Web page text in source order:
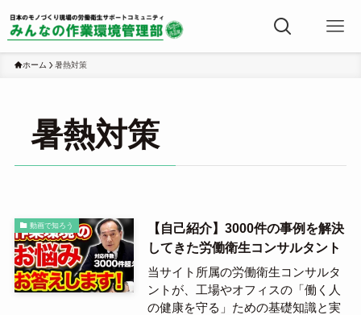
ホーム 暑熱対策
暑熱対策
動画で知ろう
【自己紹介】3000件の事例を解決
してきた労働衛生コンサルタント
当サイト所属の労働衛生コンサルタ
ントが、工場やオフィスの「働く人
の健康を守る」ための基礎知識と実